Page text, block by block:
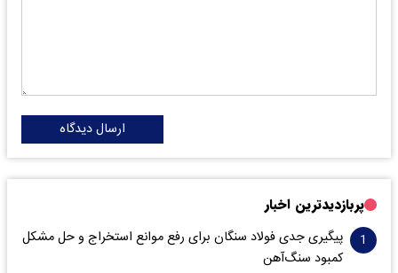
ارسال دیدگاه
پربازدیدترین اخبار
پیگیری جدی فولاد سنگان برای رفع موانع استخراج و حل مشکل
کمبود سنگ‌آهن